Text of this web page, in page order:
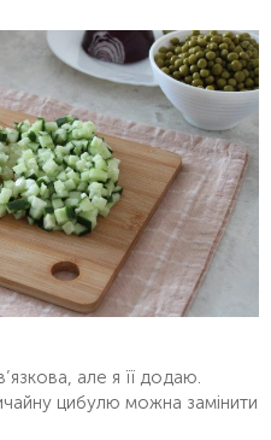
але я її додаю.
цибулю можна замінити